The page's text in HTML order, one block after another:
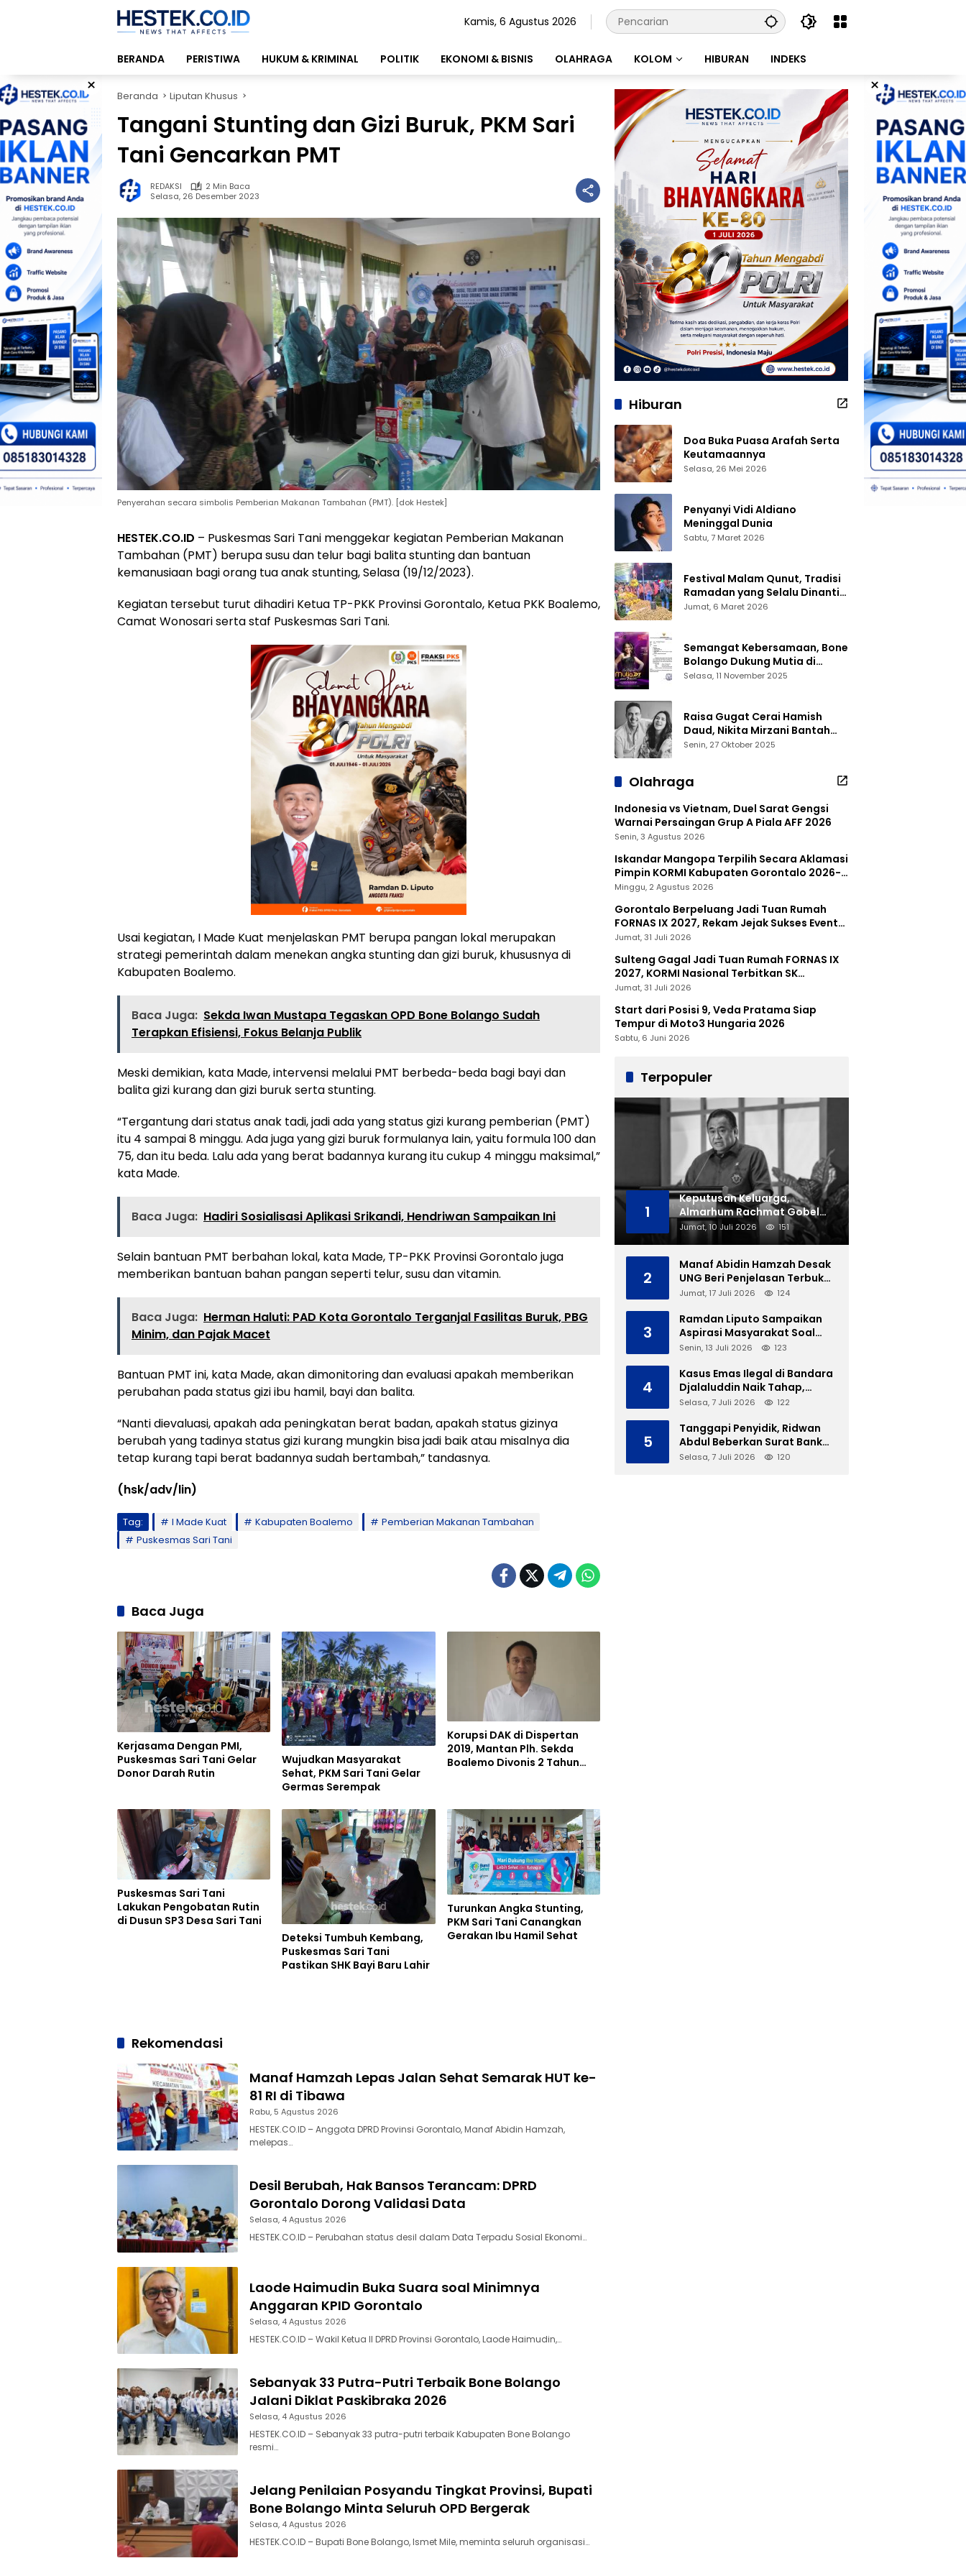
Kamis, 6 Agustus 2026
BERANDA PERISTIWA HUKUM & KRIMINAL POLITIK EKONOMI & BISNIS OLAHRAGA KOLOM HIBURAN INDEKS
× ×
Beranda Liputan Khusus
Tangani Stunting dan Gizi Buruk, PKM Sari
Tani Gencarkan PMT
REDAKSI
2 Min Baca
Selasa, 26 Desember 2023
Penyerahan secara simbolis Pemberian Makanan Tambahan (PMT). [dok Hestek]
HESTEK.CO.ID – Puskesmas Sari Tani menggekar kegiatan Pemberian Makanan
Tambahan (PMT) berupa susu dan telur bagi balita stunting dan bantuan
kemanusiaan bagi orang tua anak stunting, Selasa (19/12/2023).
Kegiatan tersebut turut dihadiri Ketua TP-PKK Provinsi Gorontalo, Ketua PKK Boalemo,
Camat Wonosari serta staf Puskesmas Sari Tani.
Usai kegiatan, I Made Kuat menjelaskan PMT berupa pangan lokal merupakan
strategi pemerintah dalam menekan angka stunting dan gizi buruk, khususnya di
Kabupaten Boalemo.
Baca Juga: Sekda Iwan Mustapa Tegaskan OPD Bone Bolango Sudah
Terapkan Efisiensi, Fokus Belanja Publik
Meski demikian, kata Made, intervensi melalui PMT berbeda-beda bagi bayi dan
balita gizi kurang dan gizi buruk serta stunting.
“Tergantung dari status anak tadi, jadi ada yang status gizi kurang pemberian (PMT)
itu 4 sampai 8 minggu. Ada juga yang gizi buruk formulanya lain, yaitu formula 100 dan
75, dan itu beda. Lalu ada yang berat badannya kurang itu cukup 4 minggu maksimal,”
kata Made.
Baca Juga: Hadiri Sosialisasi Aplikasi Srikandi, Hendriwan Sampaikan Ini
Selain bantuan PMT berbahan lokal, kata Made, TP-PKK Provinsi Gorontalo juga
memberikan bantuan bahan pangan seperti telur, susu dan vitamin.
Baca Juga: Herman Haluti: PAD Kota Gorontalo Terganjal Fasilitas Buruk, PBG
Minim, dan Pajak Macet
Bantuan PMT ini, kata Made, akan dimonitoring dan evaluasi apakah memberikan
perubahan pada status gizi ibu hamil, bayi dan balita.
“Nanti dievaluasi, apakah ada peningkatan berat badan, apakah status gizinya
berubah yang tadinya status gizi kurang mungkin bisa jadi baik atau misalnya dia
tetap kurang tapi berat badannya sudah bertambah,” tandasnya.
(hsk/adv/lin)
Tag: I Made Kuat Kabupaten Boalemo
Pemberian Makanan Tambahan
Puskesmas Sari Tani
Baca Juga
Kerjasama Dengan PMI,
Puskesmas Sari Tani Gelar
Donor Darah Rutin
Wujudkan Masyarakat
Sehat, PKM Sari Tani Gelar
Germas Serempak
Korupsi DAK di Dispertan
2019, Mantan Plh. Sekda
Boalemo Divonis 2 Tahun
Puskesmas Sari Tani
Lakukan Pengobatan Rutin
di Dusun SP3 Desa Sari Tani
Deteksi Tumbuh Kembang,
Puskesmas Sari Tani
Pastikan SHK Bayi Baru Lahir
Turunkan Angka Stunting,
PKM Sari Tani Canangkan
Gerakan Ibu Hamil Sehat
Rekomendasi
Manaf Hamzah Lepas Jalan Sehat Semarak HUT ke-
81 RI di Tibawa
Rabu, 5 Agustus 2026
HESTEK.CO.ID – Anggota DPRD Provinsi Gorontalo, Manaf Abidin Hamzah,
melepas…
Desil Berubah, Hak Bansos Terancam: DPRD
Gorontalo Dorong Validasi Data
Selasa, 4 Agustus 2026
HESTEK.CO.ID – Perubahan status desil dalam Data Terpadu Sosial Ekonomi…
Laode Haimudin Buka Suara soal Minimnya
Anggaran KPID Gorontalo
Selasa, 4 Agustus 2026
HESTEK.CO.ID – Wakil Ketua II DPRD Provinsi Gorontalo, Laode Haimudin,…
Sebanyak 33 Putra-Putri Terbaik Bone Bolango
Jalani Diklat Paskibraka 2026
Selasa, 4 Agustus 2026
HESTEK.CO.ID – Sebanyak 33 putra-putri terbaik Kabupaten Bone Bolango
resmi…
Jelang Penilaian Posyandu Tingkat Provinsi, Bupati
Bone Bolango Minta Seluruh OPD Bergerak
Selasa, 4 Agustus 2026
HESTEK.CO.ID – Bupati Bone Bolango, Ismet Mile, meminta seluruh organisasi…
Hiburan
Doa Buka Puasa Arafah Serta
Keutamaannya
Selasa, 26 Mei 2026
Penyanyi Vidi Aldiano
Meninggal Dunia
Sabtu, 7 Maret 2026
Festival Malam Qunut, Tradisi
Ramadan yang Selalu Dinanti
Warga Gorontalo
Jumat, 6 Maret 2026
Semangat Kebersamaan, Bone
Bolango Dukung Mutia di
Panggung Dangdut Academy 7
Selasa, 11 November 2025
Raisa Gugat Cerai Hamish
Daud, Nikita Mirzani Bantah
Peras Reza Gladys
Senin, 27 Oktober 2025
Olahraga
Indonesia vs Vietnam, Duel Sarat Gengsi
Warnai Persaingan Grup A Piala AFF 2026
Senin, 3 Agustus 2026
Iskandar Mangopa Terpilih Secara Aklamasi
Pimpin KORMI Kabupaten Gorontalo 2026-
2030
Minggu, 2 Agustus 2026
Gorontalo Berpeluang Jadi Tuan Rumah
FORNAS IX 2027, Rekam Jejak Sukses Event
Nasional Jadi Modal
Jumat, 31 Juli 2026
Sulteng Gagal Jadi Tuan Rumah FORNAS IX
2027, KORMI Nasional Terbitkan SK
Pencabutan
Jumat, 31 Juli 2026
Start dari Posisi 9, Veda Pratama Siap
Tempur di Moto3 Hungaria 2026
Sabtu, 6 Juni 2026
Terpopuler
1
Keputusan Keluarga,
Almarhum Rachmat Gobel
Dimakamkan di TMP Kalibata
Jumat, 10 Juli 2026 151
2
Manaf Abidin Hamzah Desak
UNG Beri Penjelasan Terbuka
Soal Polemik Ujian Skripsi
Jumat, 17 Juli 2026 124
3
Ramdan Liputo Sampaikan
Aspirasi Masyarakat Soal
LGBT di Hadapan Gubernur
Senin, 13 Juli 2026 123
4
Kasus Emas Ilegal di Bandara
Djalaluddin Naik Tahap,
Berkas Segera Dilimpahkan
Selasa, 7 Juli 2026 122
5
Tanggapi Penyidik, Ridwan
Abdul Beberkan Surat Bank
Panin Soal Lelang Aset Eks
Selasa, 7 Juli 2026 120